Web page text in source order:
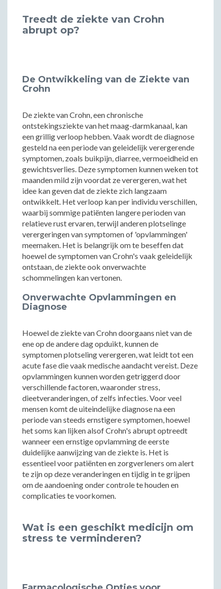
Treedt de ziekte van Crohn
abrupt op?
De Ontwikkeling van de Ziekte van
Crohn
De ziekte van Crohn, een chronische
ontstekingsziekte van het maag-darmkanaal, kan
een grillig verloop hebben. Vaak wordt de diagnose
gesteld na een periode van geleidelijk verergerende
symptomen, zoals buikpijn, diarree, vermoeidheid en
gewichtsverlies. Deze symptomen kunnen weken tot
maanden mild zijn voordat ze verergeren, wat het
idee kan geven dat de ziekte zich langzaam
ontwikkelt. Het verloop kan per individu verschillen,
waarbij sommige patiënten langere perioden van
relatieve rust ervaren, terwijl anderen plotselinge
verergeringen van symptomen of 'opvlammingen'
meemaken. Het is belangrijk om te beseffen dat
hoewel de symptomen van Crohn's vaak geleidelijk
ontstaan, de ziekte ook onverwachte
schommelingen kan vertonen.
Onverwachte Opvlammingen en
Diagnose
Hoewel de ziekte van Crohn doorgaans niet van de
ene op de andere dag opduikt, kunnen de
symptomen plotseling verergeren, wat leidt tot een
acute fase die vaak medische aandacht vereist. Deze
opvlammingen kunnen worden getriggerd door
verschillende factoren, waaronder stress,
dieetveranderingen, of zelfs infecties. Voor veel
mensen komt de uiteindelijke diagnose na een
periode van steeds ernstigere symptomen, hoewel
het soms kan lijken alsof Crohn's abrupt optreedt
wanneer een ernstige opvlamming de eerste
duidelijke aanwijzing van de ziekte is. Het is
essentieel voor patiënten en zorgverleners om alert
te zijn op deze veranderingen en tijdig in te grijpen
om de aandoening onder controle te houden en
complicaties te voorkomen.
Wat is een geschikt medicijn om
stress te verminderen?